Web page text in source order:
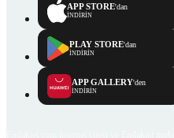
APP STORE'dan
İNDİRİN
PLAY STORE'dan
İNDİRİN
APP GALLERY'den
İNDİRİN